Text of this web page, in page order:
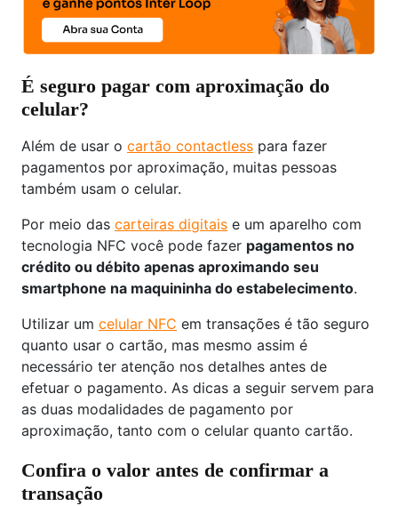
É seguro pagar com aproximação do
celular?
Além de usar o cartão contactless para fazer
pagamentos por aproximação, muitas pessoas
também usam o celular.
Por meio das carteiras digitais e um aparelho com
tecnologia NFC você pode fazer pagamentos no
crédito ou débito apenas aproximando seu
smartphone na maquininha do estabelecimento.
Utilizar um celular NFC em transações é tão seguro
quanto usar o cartão, mas mesmo assim é
necessário ter atenção nos detalhes antes de
efetuar o pagamento. As dicas a seguir servem para
as duas modalidades de pagamento por
aproximação, tanto com o celular quanto cartão.
Confira o valor antes de confirmar a
transação